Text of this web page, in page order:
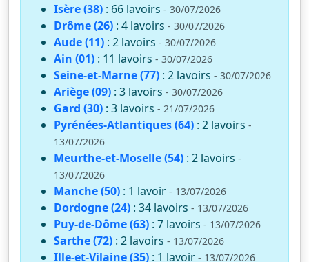
Isère (38) : 66 lavoirs - 30/07/2026
Drôme (26) : 4 lavoirs - 30/07/2026
Aude (11) : 2 lavoirs - 30/07/2026
Ain (01) : 11 lavoirs - 30/07/2026
Seine-et-Marne (77) : 2 lavoirs - 30/07/2026
Ariège (09) : 3 lavoirs - 30/07/2026
Gard (30) : 3 lavoirs - 21/07/2026
Pyrénées-Atlantiques (64) : 2 lavoirs -
13/07/2026
Meurthe-et-Moselle (54) : 2 lavoirs -
13/07/2026
Manche (50) : 1 lavoir - 13/07/2026
Dordogne (24) : 34 lavoirs - 13/07/2026
Puy-de-Dôme (63) : 7 lavoirs - 13/07/2026
Sarthe (72) : 2 lavoirs - 13/07/2026
Ille-et-Vilaine (35) : 1 lavoir - 13/07/2026